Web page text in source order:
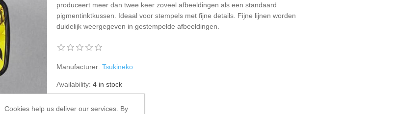
produceert meer dan twee keer zoveel afbeeldingen als een standaard
pigmentinktkussen. Ideaal voor stempels met fijne details. Fijne lijnen worden
duidelijk weergegeven in gestempelde afbeeldingen.
Manufacturer: Tsukineko
Availability: 4 in stock
SKU: vf-cla-901
Cookies help us deliver our services. By